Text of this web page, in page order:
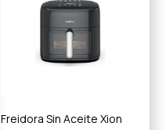
Freidora Sin Aceite Xion